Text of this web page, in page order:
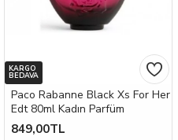
KARGO
BEDAVA
Paco Rabanne Black Xs For Her
Edt 80ml Kadın Parfüm
849,00TL